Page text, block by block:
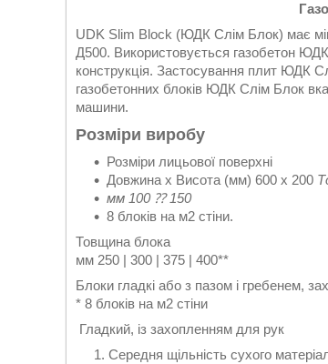
UDK Slim Block (ЮДК Слім Блок) має
Д500. Використовується газобетон
конструкція. Застосування плит ЮДК
газобетонних блоків ЮДК Слім Блок
машини.
Розміри виробу
Розміри лицьової поверхні
Довжина х Висота (мм) 600 x 200
мм 100 ⁇ 150
8 блоків на м2 стіни.
Товщина блока
мм 250 | 300 | 375 | 400**
Блоки гладкі або з пазом і гребенем,
* 8 блоків на м2 стіни
Гладкий, із захопленням для рук
Середня щільність сухого